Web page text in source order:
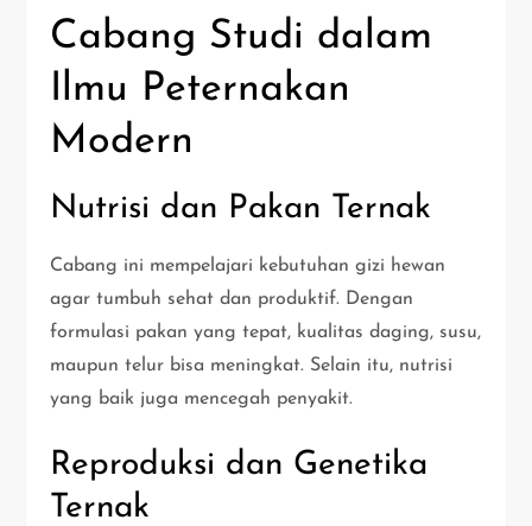
Cabang Studi dalam
Ilmu Peternakan
Modern
Nutrisi dan Pakan Ternak
Cabang ini mempelajari kebutuhan gizi hewan
agar tumbuh sehat dan produktif. Dengan
formulasi pakan yang tepat, kualitas daging, susu,
maupun telur bisa meningkat. Selain itu, nutrisi
yang baik juga mencegah penyakit.
Reproduksi dan Genetika
Ternak